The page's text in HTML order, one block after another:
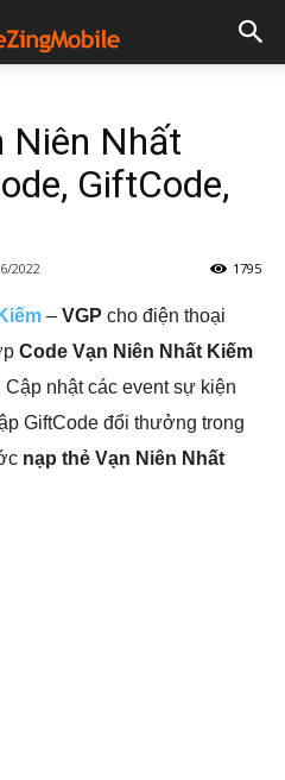
Niên Nhất
GiftCode,
2022 1795
– VGP cho điện thoại
Code Vạn Niên Nhất Kiếm
nhật các event sự kiện
GiftCode đổi thưởng trong
nạp thẻ Vạn Niên Nhất